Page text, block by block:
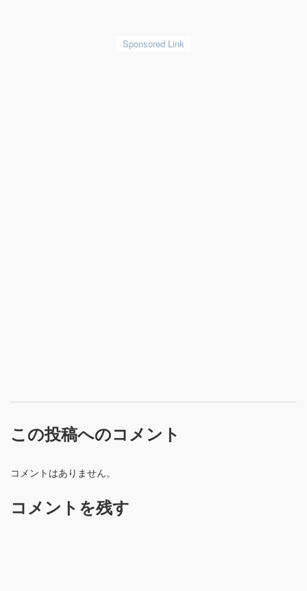
この投稿へのコメント
コメントはありません。
コメントを残す